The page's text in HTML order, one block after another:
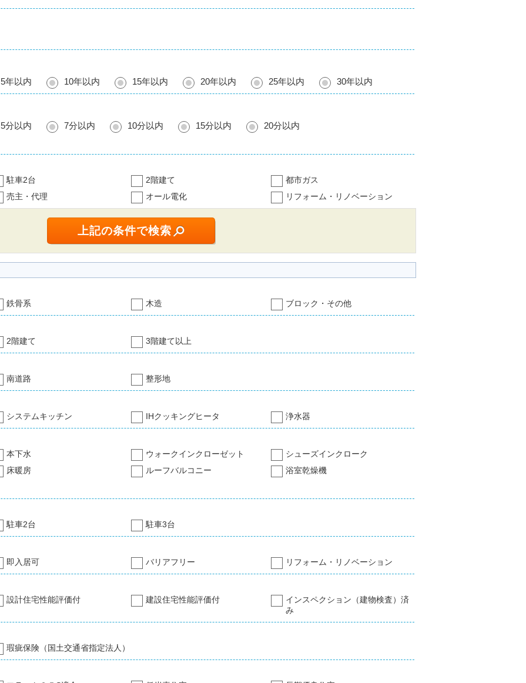
5年以内 10年以内 15年以内 20年以内 25年以内 30年以内
5分以内 7分以内 10分以内 15分以内 20分以内
駐車2台 2階建て
都市ガス
売主・代理 オール電化 リフォーム・リノベーション
鉄骨系 木造 ブロック・その他
2階建て 3階建て以上
南道路 整形地
システムキッチン IHクッキングヒータ 浄水器
本下水 ウォークインクローゼット
シューズインクローク
床暖房 ルーフバルコニー
浴室乾燥機
駐車2台 駐車3台
即入居可 バリアフリー リフォーム・リノベーション
設計住宅性能評価付 建設住宅性能評価付
インスペクション（建物検査）済
み
瑕疵保険（国土交通省指定法人）